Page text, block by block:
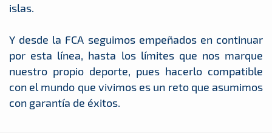
islas.
Y desde la FCA seguimos empeñados en continuar
por esta línea, hasta los límites que nos marque
nuestro propio deporte, pues hacerlo compatible
con el mundo que vivimos es un reto que asumimos
con garantía de éxitos.